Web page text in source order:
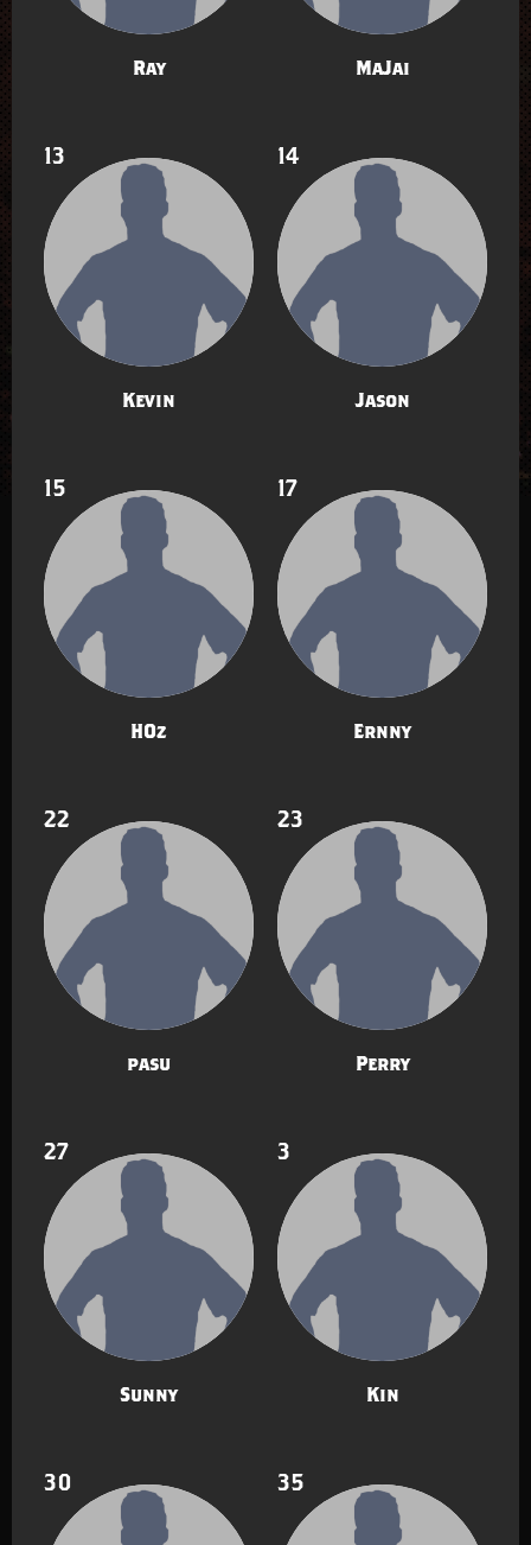
Ray MaJai
13
Kevin
14
Jason
15
HOz
17
Ernny
22
pasu
23
Perry
27
Sunny
3
Kin
30 35